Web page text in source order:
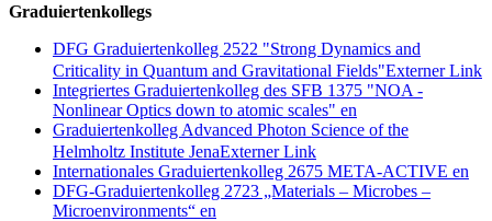
Graduiertenkollegs
DFG Graduiertenkolleg 2522 "Strong Dynamics and
Criticality in Quantum and Gravitational Fields"Externer Link
Integriertes Graduiertenkolleg des SFB 1375 "NOA -
Nonlinear Optics down to atomic scales" en
Graduiertenkolleg Advanced Photon Science of the
Helmholtz Institute JenaExterner Link
Internationales Graduiertenkolleg 2675 META-ACTIVE en
DFG-Graduiertenkolleg 2723 „Materials – Microbes –
Microenvironments“ en